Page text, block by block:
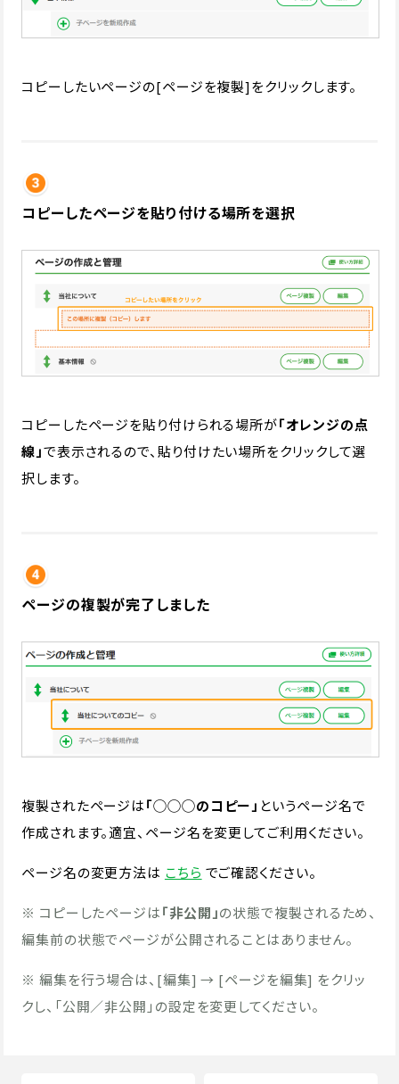
コピーしたいページの[ページを複製]をクリックします。
コピーしたページを貼り付ける場所を選択
コピーしたページを貼り付けられる場所が「オレンジの点
線」で表示されるので、貼り付けたい場所をクリックして選
択します。
ページの複製が完了しました
複製されたページは「◯◯◯のコピー」 というページ名で
作成されます。適宜、ページ名を変更してご利用ください。
ページ名の変更方法は こちら でご確認ください。
※ コピーしたページは「非公開」の状態で複製されるため、
編集前の状態でページが公開されることはありません。
※ 編集を行う場合は、[編集] → [ページを編集] をクリッ
クし、「公開／非公開」の設定を変更してください。